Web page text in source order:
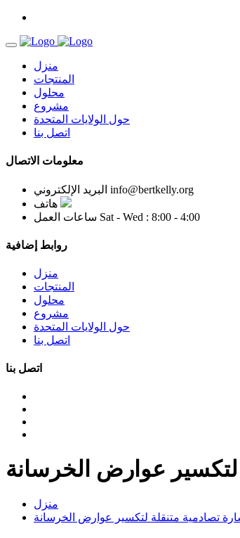
منزل
المنتجات
محلول
مشروع
حول الولايات المتحدة
اتصل بنا
معلومات الاتصال
البريد الإلكتروني info@bertkelly.org
هاتف
ساعات العمل Sat - Wed : 8:00 - 4:00
روابط إضافية
منزل
المنتجات
محلول
مشروع
حول الولايات المتحدة
اتصل بنا
اتصل بنا
لتكسير عوارض الخرسانة
منزل
تصادمية متنقلة لتكسير عوارض الخرسانة